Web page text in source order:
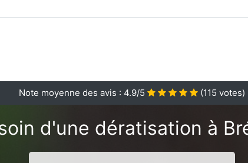
Note moyenne des avis : 4.9/5 (115 votes)
d'une dératisation à